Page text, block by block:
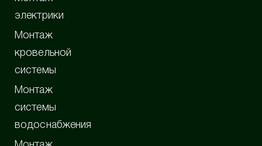
электрики
Монтаж
кровельной
системы
Монтаж
системы
водоснабжения